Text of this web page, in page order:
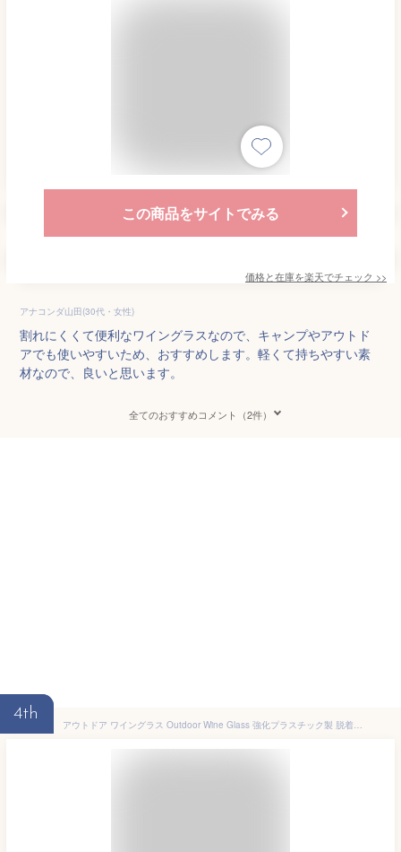
この商品をサイトでみる
価格と在庫を楽天でチェック >>
アナコンダ山田(30代・女性)
割れにくくて便利なワイングラスなので、キャンプやアウトド
アでも使いやすいため、おすすめします。軽くて持ちやすい素
材なので、良いと思います。
全てのおすすめコメント（2件）
4th
アウトドア ワイングラス Outdoor Wine Glass 強化プラスチック製 脱着式ワイングラス キャリーケース付き (クリアー)